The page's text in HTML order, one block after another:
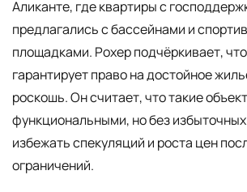
Аликанте, где квартиры с
предлагались с бассейнами и
площадками. Рохер подчёркивает,
гарантирует право на достойное
роскошь. Он считает, что такие
функциональными, но без
избежать спекуляций и роста цен
ограничений.